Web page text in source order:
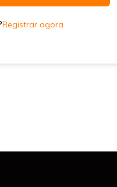
Registrar agora